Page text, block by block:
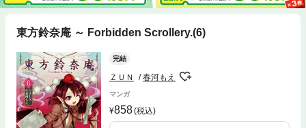
東方鈴奈庵 ～ Forbidden Scrollery.(6)
完結
ＺＵＮ 春河もえ
マンガ
858(税込)